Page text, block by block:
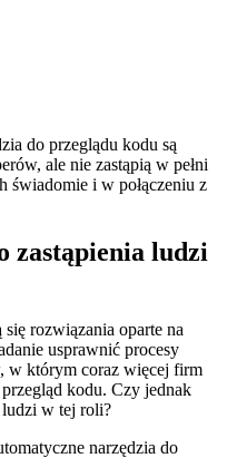
do przeglądu kodu ​są
​ale nie​ zastąpią w pełni
świadomie i w połączeniu ‍z
zastąpienia ludzi
rozwiązania oparte na
usprawnić procesy
w którym​ coraz więcej firm
kodu. Czy jednak⁢
ludzi w ⁢tej roli?
narzędzia do